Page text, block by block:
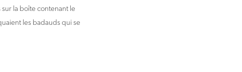
sur la boîte contenant le
les badauds qui se